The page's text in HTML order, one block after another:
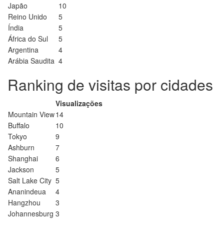
Japão
10
Reino Unido
5
Índia
5
África do Sul
5
Argentina
4
Arábia Saudita 4
Ranking de visitas por cidades
Visualizações
Mountain View14
Buffalo
10
Tokyo
9
Ashburn
7
Shanghai
6
Jackson
5
Salt Lake City 5
Ananindeua
4
Hangzhou
3
Johannesburg 3